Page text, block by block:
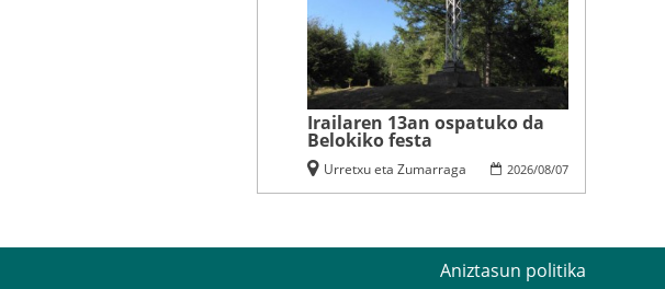
Irailaren 13an ospatuko da
Belokiko festa
2026/08/07
Urretxu eta Zumarraga
Aniztasun politika